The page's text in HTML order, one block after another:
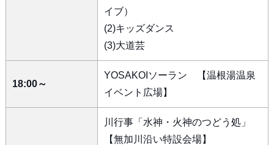
イブ）
(2)キッズダンス
(3)大道芸
18:00～
YOSAKOIソーラン 【温根湯温泉
イベント広場】
川行事「水神・火神のつどう処」
【無加川沿い特設会場】